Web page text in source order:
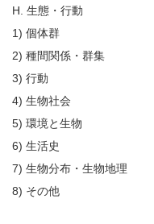
H. 生態・行動
1) 個体群
2) 種間関係・群集
3) 行動
4) 生物社会
5) 環境と生物
6) 生活史
7) 生物分布・生物地理
8) その他